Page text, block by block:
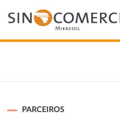
PARCEIROS